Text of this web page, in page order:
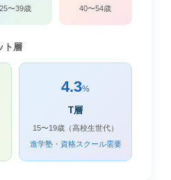
25〜39歳 40〜54歳
ト層
4.3%
T層
15〜19歳（高校生世代）
進学塾・資格スクール需要